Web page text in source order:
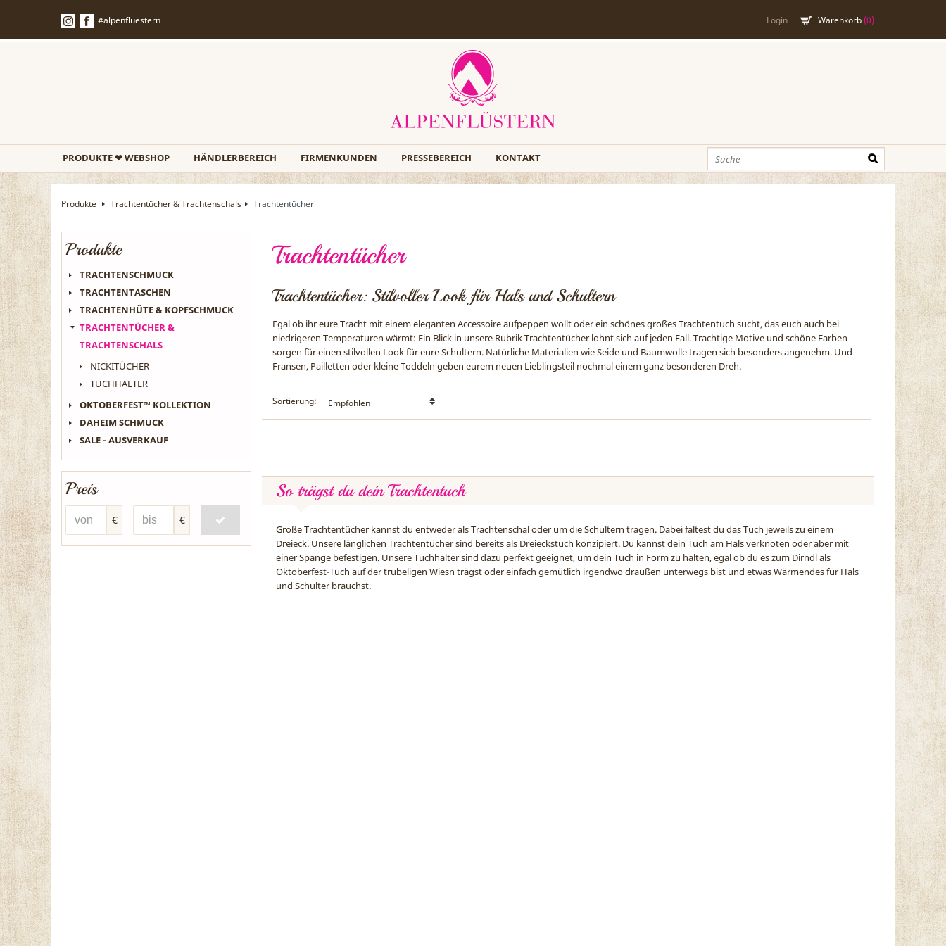
#alpenfluestern Login Warenkorb(0)
PRODUKTE ❤ WEBSHOP HÄNDLERBEREICH FIRMENKUNDEN PRESSEBEREICH KONTAKT
Produkte Trachtentücher & Trachtenschals Trachtentücher
Produkte
TRACHTENSCHMUCK
TRACHTENTASCHEN
TRACHTENHÜTE & KOPFSCHMUCK
TRACHTENTÜCHER &
TRACHTENSCHALS
NICKITÜCHER
TUCHHALTER
OKTOBERFEST™ KOLLEKTION
DAHEIM SCHMUCK
SALE - AUSVERKAUF
Preis
€ €
Trachtentücher
Trachtentücher: Stilvoller Look für Hals und Schultern
Egal ob ihr eure Tracht mit einem eleganten Accessoire aufpeppen wollt oder ein schönes großes Trachtentuch sucht, das euch auch bei
niedrigeren Temperaturen wärmt: Ein Blick in unsere Rubrik Trachtentücher lohnt sich auf jeden Fall. Trachtige Motive und schöne Farben
sorgen für einen stilvollen Look für eure Schultern. Natürliche Materialien wie Seide und Baumwolle tragen sich besonders angenehm. Und
Fransen, Pailletten oder kleine Toddeln geben eurem neuen Lieblingsteil nochmal einem ganz besonderen Dreh.
Sortierung:
So trägst du dein Trachtentuch
Große Trachtentücher kannst du entweder als Trachtenschal oder um die Schultern tragen. Dabei faltest du das Tuch jeweils zu einem
Dreieck. Unsere länglichen Trachtentücher sind bereits als Dreieckstuch konzipiert. Du kannst dein Tuch am Hals verknoten oder aber mit
einer Spange befestigen. UnsereTuchhaltersind dazu perfekt geeignet, um dein Tuch in Form zu halten, egal ob du es zum Dirndl als
Oktoberfest-Tuch auf der trubeligen Wiesn trägst oder einfach gemütlich irgendwo draußen unterwegs bist und etwas Wärmendes für Hals
und Schulter brauchst.